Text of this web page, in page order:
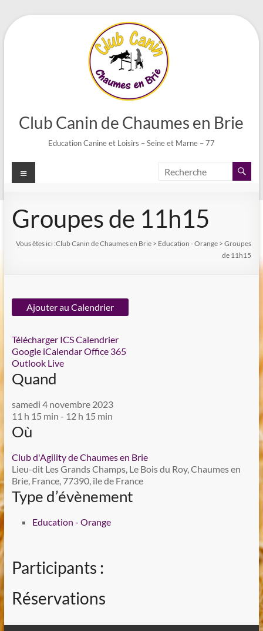
Aller
au
Club Canin de Chaumes en Brie
Education Canine et Loisirs – Seine et Marne – 77
Menu
Groupes de 11h15
Vous êtes ici :Club Canin de Chaumes en Brie > Education - Orange >Groupes
de 11h15
Ajouter au Calendrier
Télécharger ICSCalendrier
Google iCalendarOffice 365
Outlook Live
Quand
samedi 4 novembre 2023
11 h 15 min - 12 h 15 min
Où
Club d'Agility de Chaumes en Brie
Lieu-dit Les Grands Champs, Le Bois du Roy, Chaumes en
Brie, France, 77390, île de France
Type d’évènement
Education - Orange
Participants :
Réservations